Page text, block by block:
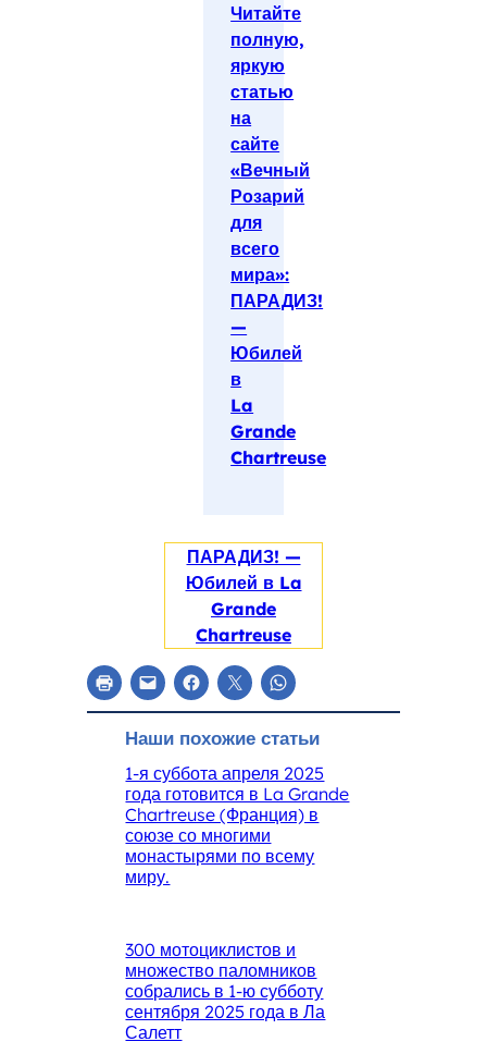
Читайте
полную,
яркую
статью
на
сайте
«Вечный
Розарий
для
всего
мира»:
ПАРАДИЗ!
—
Юбилей
в
La
Grande
Chartreuse
ПАРАДИЗ! —
Юбилей в La
Grande
Chartreuse
Наши похожие статьи
1-я суббота апреля 2025
года готовится в La Grande
Chartreuse (Франция) в
союзе со многими
монастырями по всему
миру.
300 мотоциклистов и
множество паломников
собрались в 1-ю субботу
сентября 2025 года в Ла
Салетт